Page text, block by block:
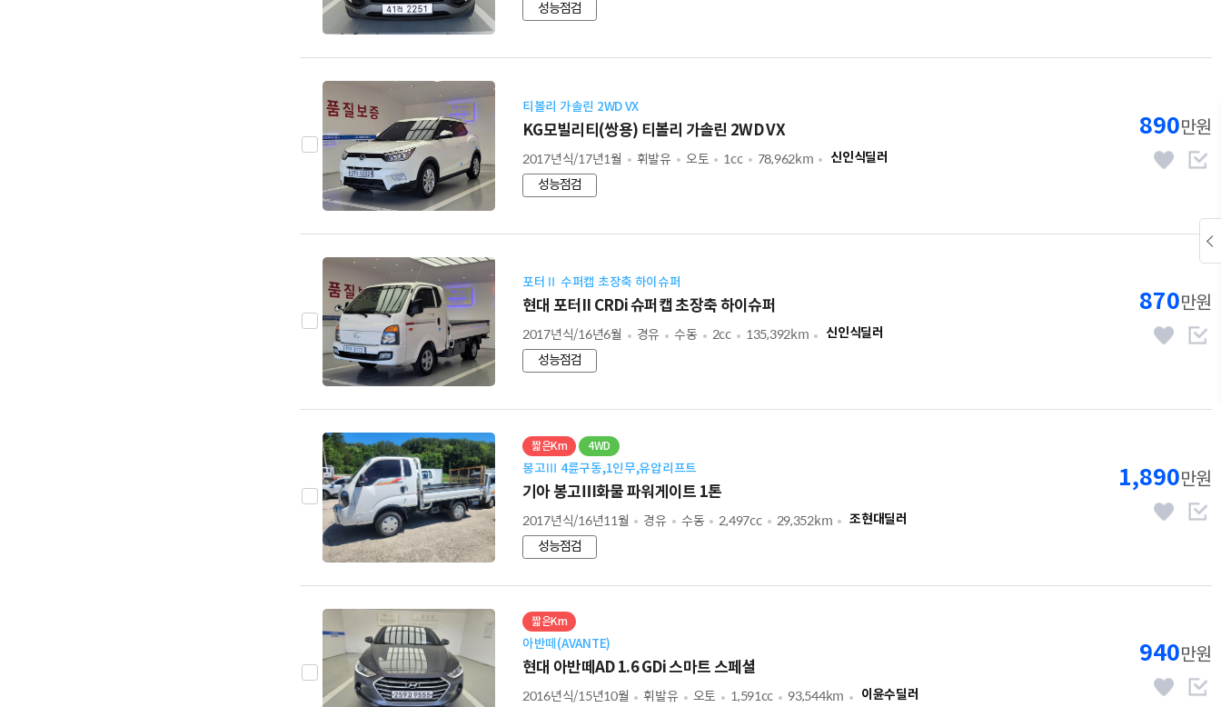
성능점검
티볼리 가솔린 2WD VX
KG모빌리티(쌍용) 티볼리 가솔린 2WD VX
2017년식/17년1월 휘발유 오토 1cc 78,962km
신인식딜러
성능점검
890만원
포터Ⅱ 수퍼캡 초장축 하이슈퍼
현대 포터II CRDi 슈퍼캡 초장축 하이슈퍼
2017년식/16년6월 경유 수동 2cc 135,392km
신인식딜러
성능점검
870만원
짧은Km 4WD
봉고Ⅲ 4륜구동,1인무,유압리프트
기아 봉고Ⅲ화물 파워게이트 1톤
2017년식/16년11월 경유 수동 2,497cc 29,352km
조현대딜러
성능점검
1,890만원
짧은Km
아반떼(AVANTE)
현대 아반떼AD 1.6 GDi 스마트 스페셜
2016년식/15년10월 휘발유 오토 1,591cc 93,544km
이윤수딜러
940만원